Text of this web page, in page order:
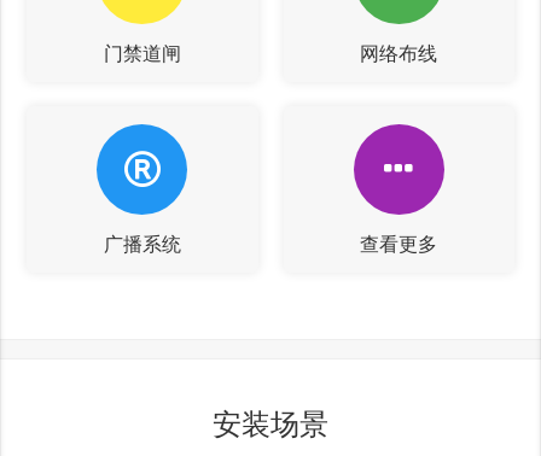
门禁道闸 网络布线
广播系统 查看更多
安装场景